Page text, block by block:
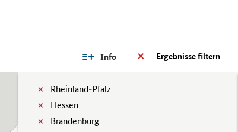
Ergebnisse filtern
Info
Rheinland-Pfalz
Hessen
Brandenburg